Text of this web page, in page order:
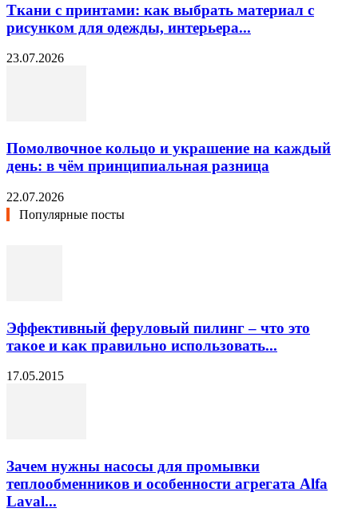
Ткани с принтами: как выбрать материал с
рисунком для одежды, интерьера...
23.07.2026
Помолвочное кольцо и украшение на каждый
день: в чём принципиальная разница
22.07.2026
Популярные посты
Эффективный феруловый пилинг – что это
такое и как правильно использовать...
17.05.2015
Зачем нужны насосы для промывки
теплообменников и особенности агрегата Alfa
Laval...